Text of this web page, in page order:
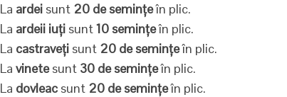
La ardei sunt 20 de semințeîn plic.
La ardeii iuți sunt10 semințeîn plic.
La castraveți sunt 20 de semințeîn plic.
Lavinetesunt 30 de semințeîn plic.
La dovleac sunt 20 de semințeîn plic.